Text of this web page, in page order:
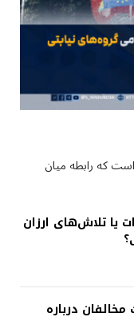
است که رابطه میان
یا تلاش‌های ارزان
درباره